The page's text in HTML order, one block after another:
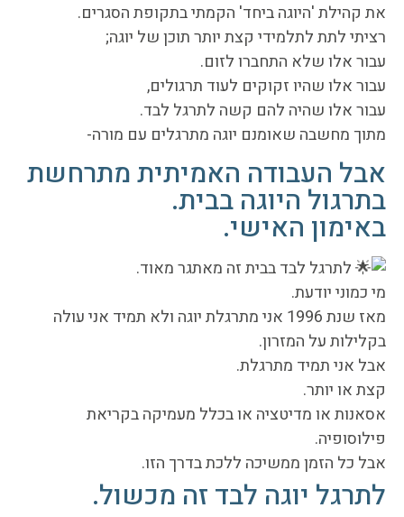
את קהילת 'היוגה ביחד' הקמתי בתקופת הסגרים.
רציתי לתת לתלמידי קצת יותר תוכן של יוגה;
עבור אלו שלא התחברו לזום.
עבור אלו שהיו זקוקים לעוד תרגולים,
עבור אלו שהיה להם קשה לתרגל לבד.
מתוך מחשבה שאומנם יוגה מתרגלים עם מורה-
אבל העבודה האמיתית מתרחשת
בתרגול היוגה בבית.
באימון האישי.
לתרגל לבד בבית זה מאתגר מאוד.
מי כמוני יודעת.
מאז שנת 1996 אני מתרגלת יוגה ולא תמיד אני עולה
בקלילות על המזרון.
אבל אני תמיד מתרגלת.
קצת או יותר.
אסאנות או מדיטציה או בכלל מעמיקה בקריאת
פילוסופיה.
אבל כל הזמן ממשיכה ללכת בדרך הזו.
לתרגל יוגה לבד זה מכשול.